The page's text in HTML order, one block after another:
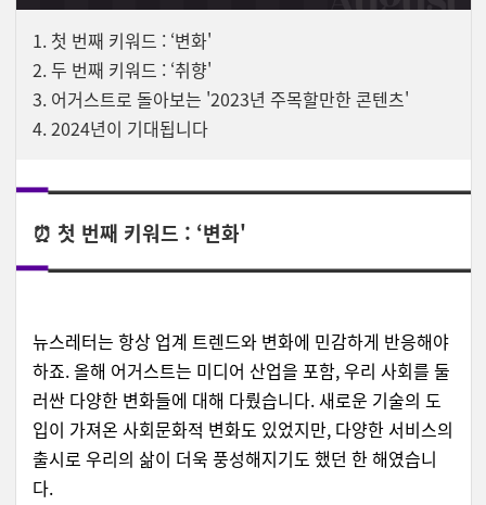
1. 첫 번째 키워드 : ‘변화'
2.두 번째 키워드 : ‘취향'
3. 어거스트로 돌아보는 '2023년 주목할만한 콘텐츠'
4. 2024년이 기대됩니다
⏰ 첫 번째 키워드 : ‘변화'
뉴스레터는 항상 업계 트렌드와 변화에 민감하게 반응해야
하죠. 올해 어거스트는 미디어 산업을 포함, 우리 사회를 둘
러싼 다양한 변화들에 대해 다뤘습니다. 새로운 기술의 도
입이 가져온 사회문화적 변화도 있었지만, 다양한 서비스의
출시로 우리의 삶이 더욱 풍성해지기도 했던 한 해였습니
다.